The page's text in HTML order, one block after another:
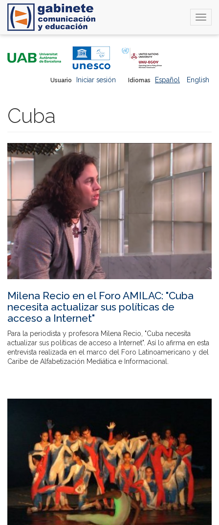
Idiomas Español English
Usuario Iniciar sesión
Cuba
Milena Recio en el Foro AMILAC: "Cuba
necesita actualizar sus políticas de
acceso a Internet"
Para la periodista y profesora Milena Recio, "Cuba necesita
actualizar sus políticas de acceso a Internet". Así lo afirma en esta
entrevista realizada en el marco del Foro Latinoamericano y del
Caribe de Alfabetización Mediática e Informacional.